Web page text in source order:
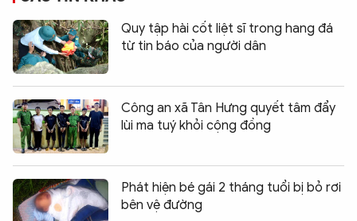
Quy tập hài cốt liệt sĩ trong hang đá
từ tin báo của người dân
Công an xã Tân Hưng quyết tâm đẩy
lùi ma tuý khỏi cộng đồng
Phát hiện bé gái 2 tháng tuổi bị bỏ rơi
bên vệ đường